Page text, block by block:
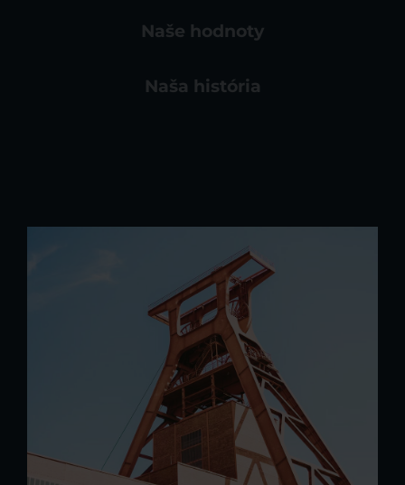
Naše hodnoty
Naša história